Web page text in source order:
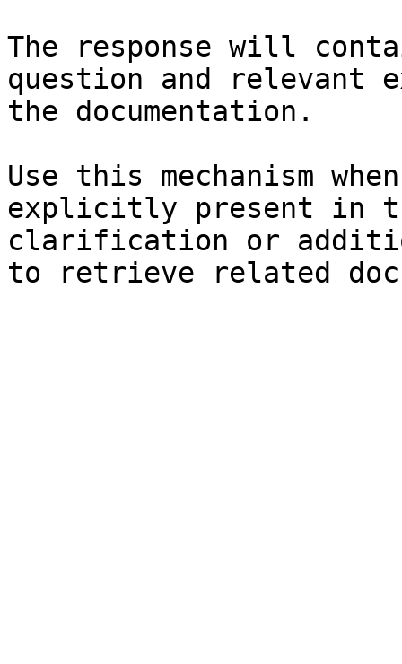
The response will
question and relevant
the documentation.
Use this mechanism
explicitly present in
clarification or